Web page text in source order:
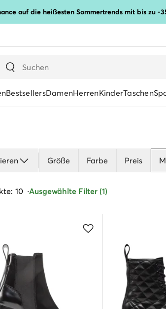
auf die heißesten Sommertrends mit bis zu -
BestsellersDamenHerrenKinderTaschen
Größe Farbe Preis
10 Ausgewählte Filter (1)